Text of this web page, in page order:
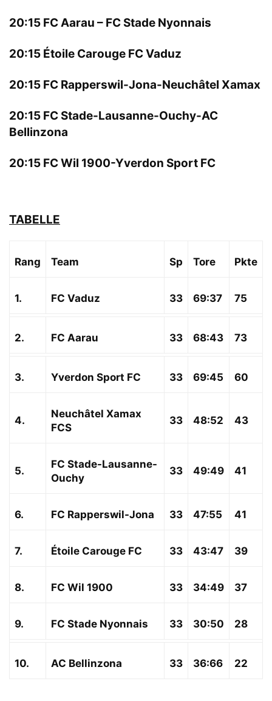
20:15 FC Aarau – FC Stade Nyonnais
20:15 Étoile Carouge FC Vaduz
20:15 FC Rapperswil-Jona-Neuchâtel Xamax
20:15 FC Stade-Lausanne-Ouchy-AC
Bellinzona
20:15 FC Wil 1900-Yverdon Sport FC
TABELLE
Rang Team Sp Tore Pkte
1. FC Vaduz 33 69:37 75
2. FC Aarau 33 68:43 73
3. Yverdon Sport FC 33 69:45 60
4.
Neuchâtel Xamax
FCS
33 48:52 43
5.
FC Stade-Lausanne-
Ouchy
33 49:49 41
6. FC Rapperswil-Jona 33 47:55 41
7. Étoile Carouge FC 33 43:47 39
8. FC Wil 1900 33 34:49 37
9. FC Stade Nyonnais 33 30:50 28
10. AC Bellinzona 33 36:66 22